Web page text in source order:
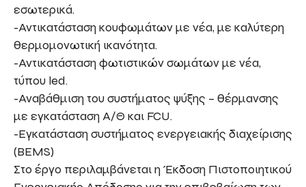
εσωτερικά.
-Αντικατάσταση κουφωμάτων με νέα, με καλύτερη
θερμομονωτική ικανότητα.
-Αντικατάσταση φωτιστικών σωμάτων με νέα,
τύπου led.
-Αναβάθμιση του συστήματος ψύξης – θέρμανσης
με εγκατάσταση Α/Θ και FCU.
-Εγκατάσταση συστήματος ενεργειακής διαχείρισης
(BEMS)
Στο έργο περιλαμβάνεται η Έκδοση Πιστοποιητικού